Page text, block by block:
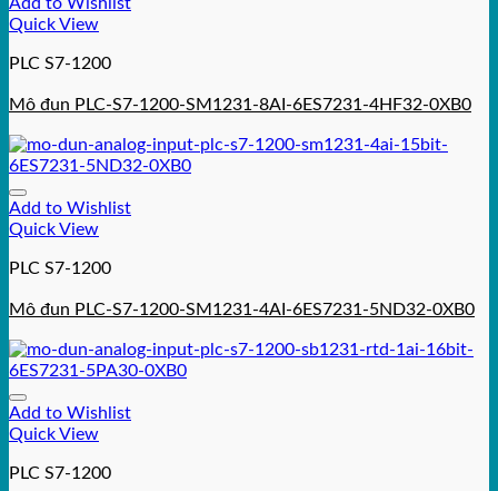
Quick View
PLC S7-1200
Mô đun PLC-S7-1200-SM1231-8AI-6ES7231-4HF32-0XB0
Add to Wishlist
Quick View
PLC S7-1200
Mô đun PLC-S7-1200-SM1231-4AI-6ES7231-5ND32-0XB0
Add to Wishlist
Quick View
PLC S7-1200